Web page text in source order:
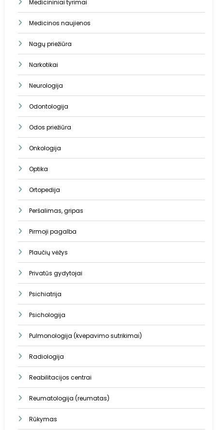
Medicininiai tyrimai
Medicinos naujienos
Nagų priežiūra
Narkotikai
Neurologija
Odontologija
Odos priežiūra
Onkologija
Optika
Ortopedija
Peršalimas, gripas
Pirmoji pagalba
Plaučių vėžys
Privatūs gydytojai
Psichiatrija
Psichologija
Pulmonologija (kvėpavimo sutrikimai)
Radiologija
Reabilitacijos centrai
Reumatologija (reumatas)
Rūkymas